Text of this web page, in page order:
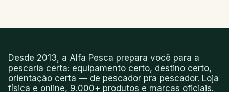
Desde 2013, a Alfa Pesca prepara você para a
pescaria certa: equipamento certo, destino certo,
orientação certa — de pescador pra pescador. Loja
física e online, 9.000+ produtos e marcas oficiais.